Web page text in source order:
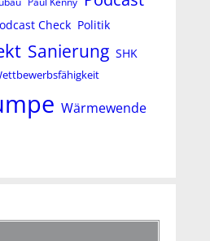
Check Politik
Sanierung SHK
Wärmewende